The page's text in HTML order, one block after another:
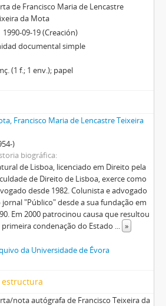
de Francisco Maria de Lencastre
da Mota
1990-09-19 (Creación)
documental simple
(1 f.; 1 env.); papel
Francisco Maria de Lencastre Teixeira
)
biográfica
de Lisboa, licenciado em Direito pela
de Direito de Lisboa, exerce como
desde 1982. Colunista e advogado
jornal "Público" desde a sua fundação em
Em 2000 patrocinou causa que resultou
primeira condenação do Estado ... »
da Universidade de Évora
nota autógrafa de Francisco Teixeira da